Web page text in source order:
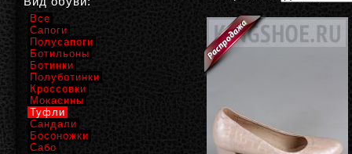
Все
Сапоги
Полусапоги
Ботильоны
Ботинки
Полуботинки
Кроссовки
Мокасины
Туфли
Сандали
Босоножки
Сабо